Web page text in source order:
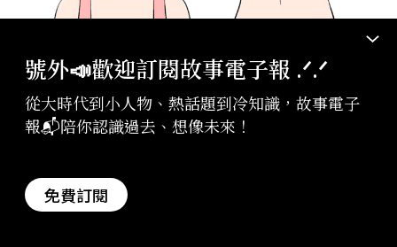
肚腩一抓一大把，只需1個雞蛋，用一個瘦一
廣告・新素簡
2026-08-07
號外📣歡迎訂閱故事電子報 .ᐟ‪‪.ᐟ
從大時代到小人物、熱話題到冷知識，故事電子
報📬陪你認識過去、想像未來！
免費訂閱